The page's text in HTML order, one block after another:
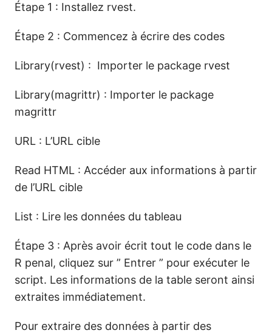
Étape 1 : Installez rvest.
Étape 2 : Commencez à écrire des codes
Library(rvest) : Importer le package rvest
Library(magrittr) : Importer le package
magrittr
URL : L’URL cible
Read HTML : Accéder aux informations à partir
de l’URL cible
List : Lire les données du tableau
Étape 3 : Après avoir écrit tout le code dans le
R penal, cliquez sur ” Entrer ” pour exécuter le
script. Les informations de la table seront ainsi
extraites immédiatement.
Pour extraire des données à partir des